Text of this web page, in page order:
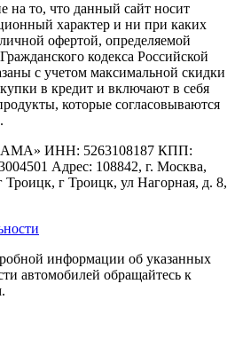
то, что данный сайт носит
характер и ни при каких
офертой, определяемой
кодекса Российской
с учетом максимальной скидки
в кредит и включают в себя
которые согласовываются
ИНН: 5263108187 КПП:
Адрес: 108842, г. Москва,
Троицк, г Троицк, ул Нагорная, д. 8,
информации об указанных
автомобилей обращайтесь к